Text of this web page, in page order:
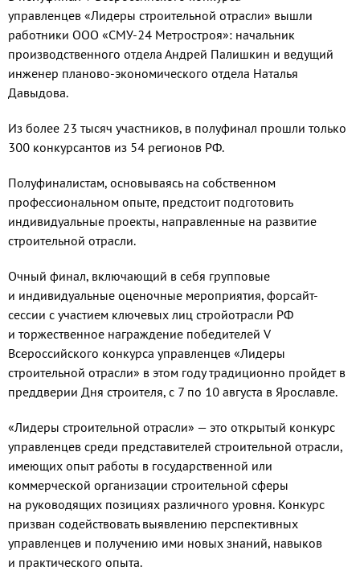
управленцев «Лидеры строительной отрасли» вышли
работники ООО «СМУ-24 Метростроя»: начальник
производственного отдела Андрей Палишкин и ведущий
инженер планово-экономического отдела Наталья
Давыдова.
Из более 23 тысяч участников, в полуфинал прошли только
300 конкурсантов из 54 регионов РФ.
Полуфиналистам, основываясь на собственном
профессиональном опыте, предстоит подготовить
индивидуальные проекты, направленные на развитие
строительной отрасли.
Очный финал, включающий в себя групповые
и индивидуальные оценочные мероприятия, форсайт-
сессии с участием ключевых лиц стройотрасли РФ
и торжественное награждение победителей V
Всероссийского конкурса управленцев «Лидеры
строительной отрасли» в этом году традиционно пройдет в
преддверии Дня строителя, с 7 по 10 августа в Ярославле.
«Лидеры строительной отрасли» — это открытый конкурс
управленцев среди представителей строительной отрасли,
имеющих опыт работы в государственной или
коммерческой организации строительной сферы
на руководящих позициях различного уровня. Конкурс
призван содействовать выявлению перспективных
управленцев и получению ими новых знаний, навыков
и практического опыта.